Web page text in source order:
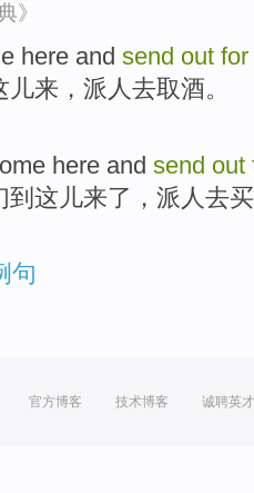
》
here and send out for
儿来 ， 派人 去取酒。
here and send out
到 这儿来了， 派 人 去买
句
官方博客 技术博客 诚聘英才